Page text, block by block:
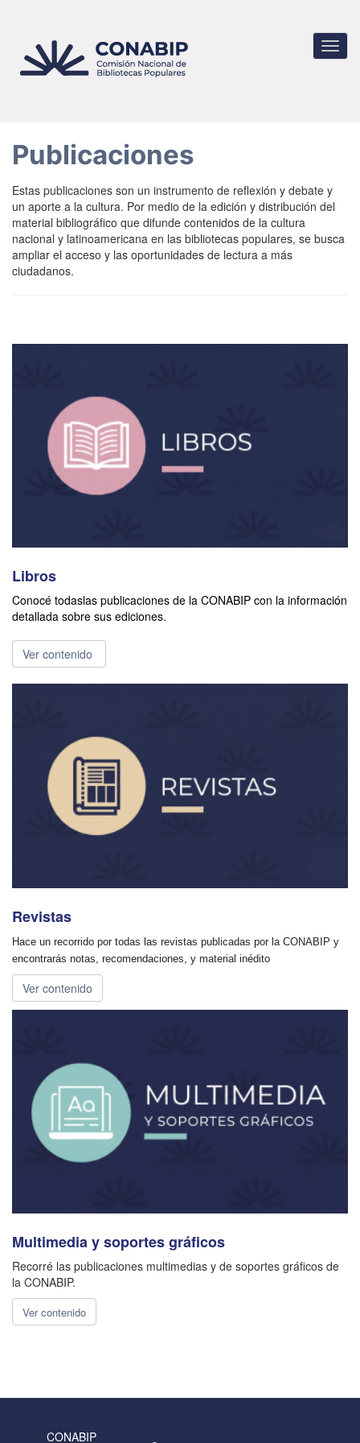
contenido
principal
Publicaciones
Estas publicaciones son un instrumento de reflexión y debate y
un aporte a la cultura. Por medio de la edición y distribución del
material bibliográfico que difunde contenidos de la cultura
nacional y latinoamericana en las bibliotecas populares, se busca
ampliar el acceso y las oportunidades de lectura a más
ciudadanos.
Libros
Conocé todaslas publicaciones de la CONABIP con la información
detallada sobre sus ediciones.
Ver contenido
Revistas
Hace un recorrido por todas las revistas publicadas por la CONABIP y
encontrarás notas, recomendaciones, y material inédito
Ver contenido
Multimedia y soportes gráficos
Recorré las publicaciones multimedias y de soportes gráficos de
la CONABIP.
Ver contenido
CONABIP